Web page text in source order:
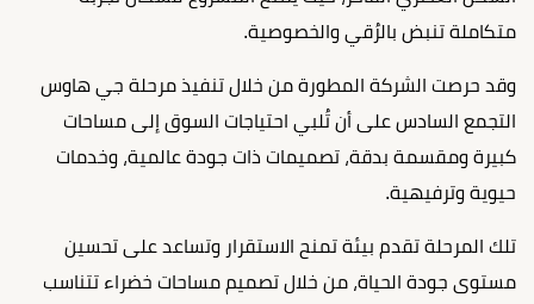
متكاملة تنبض بالرُقي والخصوصية.
وقد حرصت الشركة المطورة من خلال تنفيذ مرحلة جي هاوس
التجمع السادس على أن تُلبي احتياجات السوق إلى مساحات
كبيرة ومقسمة بدقة، تصميمات ذات جودة عالمية، وخدمات
حيوية وترفيهية.
تلك المرحلة تقدم بيئة تمنح الاستقرار وتساعد على تحسين
مستوى جودة الحياة، من خلال تصميم مساحات خضراء تتناسب